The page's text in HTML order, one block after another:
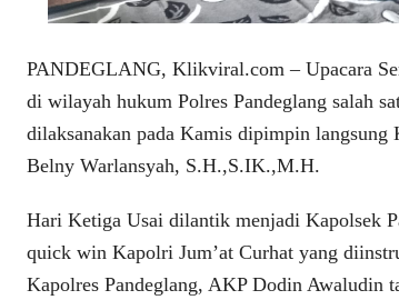
PANDEGLANG, Klikviral.com – Upacara
di wilayah hukum Polres Pandeglang salah
dilaksanakan pada Kamis dipimpin langsung
Belny Warlansyah, S.H.,S.IK.,M.H.
Hari Ketiga Usai dilantik menjadi Kapolsek
quick win Kapolri Jum’at Curhat yang
Kapolres Pandeglang, AKP Dodin Awaludin